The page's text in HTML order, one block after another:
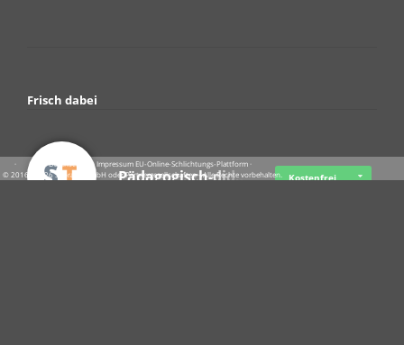
Frisch dabei
Pädagogisch-did… Kostenfrei
· · ·Datenschutz ·Impressum EU-Online-Schlichtungs-Plattform·
© 2016 - 2026 SupraTix GmbH oder Partnergesellschaften - Alle Rechte vorbehalten.